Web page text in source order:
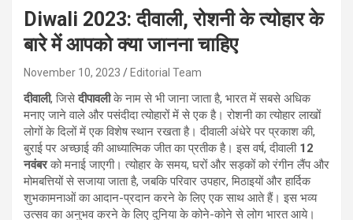
Diwali 2023: दीवाली, रोशनी के त्योहार के
बारे में आपको क्या जानना चाहिए
November 10, 2023 Editorial Team
दीवाली, जिसेदीपावलीके नाम से भी जाना जाता है, भारत में सबसे अधिक
मनाए जाने वाले और पसंदीदा त्योहारों में से एक है। रोशनी का त्योहार लाखों
लोगों के दिलों में एक विशेष स्थान रखता है। दीवाली अंधेरे पर प्रकाश की,
बुराई पर अच्छाई की आध्यात्मिक जीत का प्रतीक है। इस वर्ष, दीवाली 12
नवंबरको मनाई जाएगी। त्योहार के समय, घरों और सड़कों को रंगीन लैंप और
मोमबत्तियों से सजाया जाता है, जबकि परिवार उपहार, मिठाइयों और हार्दिक
शुभकामनाओं का आदान-प्रदान करने के लिए एक साथ आते हैं। इस भव्य
उत्सव का अनुभव करने के लिए दुनिया के कोने-कोने से लोग भारत आये।